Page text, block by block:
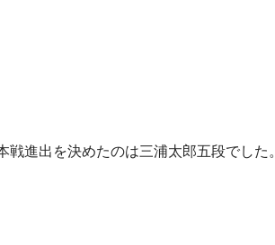
進出を決めたのは三浦太郎五段でした。